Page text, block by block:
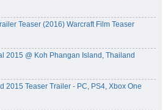
Teaser (2016) Warcraft Film Teaser
2015 @ Koh Phangan Island, Thailand
2015 Teaser Trailer - PC, PS4, Xbox One